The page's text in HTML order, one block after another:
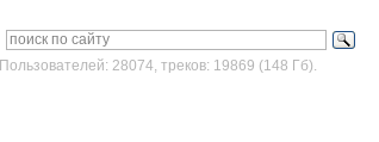
Пользователей: 28074, треков: 19869 (148 Гб).